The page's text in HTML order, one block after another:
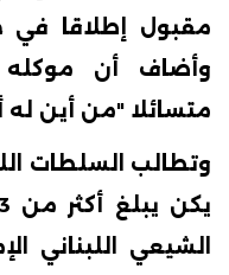
مقبول إطلاقا في
وأضاف أن موكله
متسائلا "من أين له أن يجد 11
وتطالب السلطات
الشيعي اللبناني